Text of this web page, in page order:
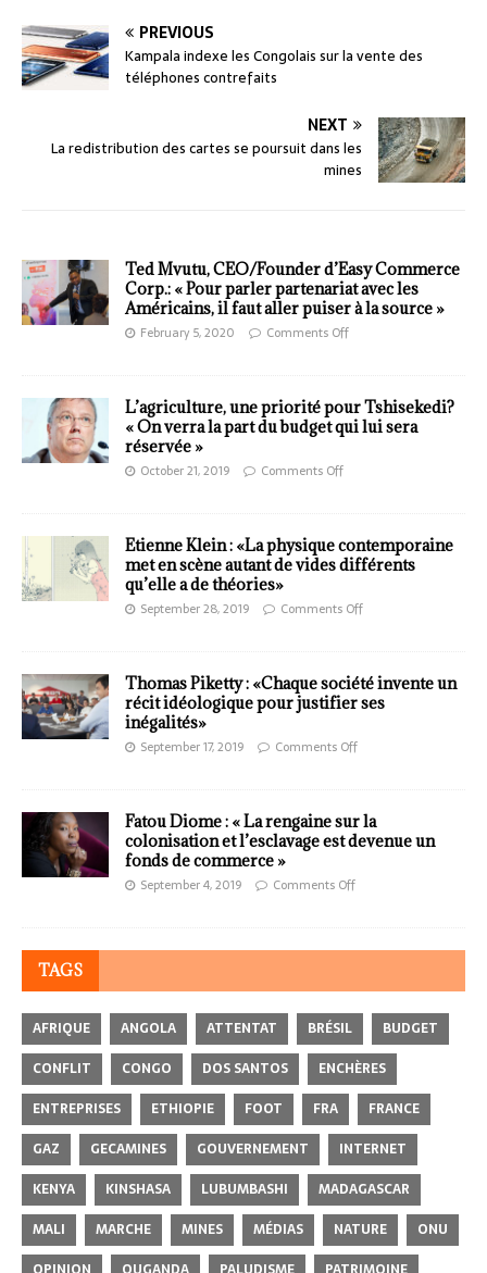
PREVIOUS
Kampala indexe les Congolais sur la vente des
téléphones contrefaits
NEXT
La redistribution des cartes se poursuit dans les
mines
Ted Mvutu, CEO/Founder d’Easy Commerce
Corp.: « Pour parler partenariat avec les
Américains, il faut aller puiser à la source »
February 5, 2020 Comments Off
L’agriculture, une priorité pour Tshisekedi?
« On verra la part du budget qui lui sera
réservée »
October 21, 2019 Comments Off
Etienne Klein : «La physique contemporaine
met en scène autant de vides différents
qu’elle a de théories»
September 28, 2019 Comments Off
Thomas Piketty : «Chaque société invente un
récit idéologique pour justifier ses
inégalités»
September 17, 2019 Comments Off
Fatou Diome : « La rengaine sur la
colonisation et l’esclavage est devenue un
fonds de commerce »
September 4, 2019 Comments Off
TAGS
AFRIQUE ANGOLA ATTENTAT BRÉSIL
BUDGET
CONFLIT
CONGO DOS SANTOS
ENCHÈRES
ENTREPRISES
ETHIOPIE FOOT FRA
FRANCE
GAZ
GECAMINES GOUVERNEMENT
INTERNET
KENYA
KINSHASA LUBUMBASHI
MADAGASCAR
MALI
MARCHE MINES MÉDIAS NATURE
ONU